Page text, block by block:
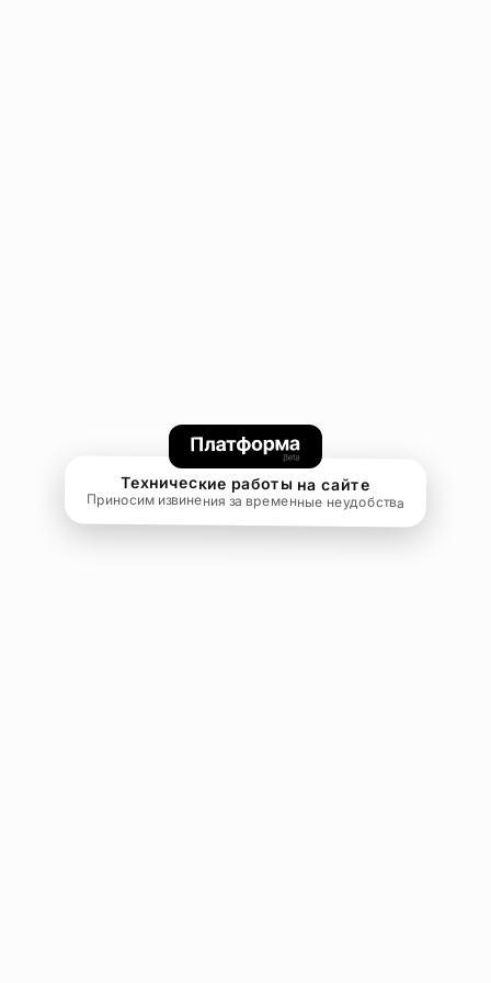
Технические работы на сайте
Приносим извинения за временные неудобства